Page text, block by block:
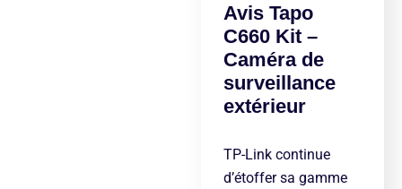
Avis Tapo
C660 Kit –
Caméra de
surveillance
extérieur
TP-Link continue
d’étoffer sa gamme